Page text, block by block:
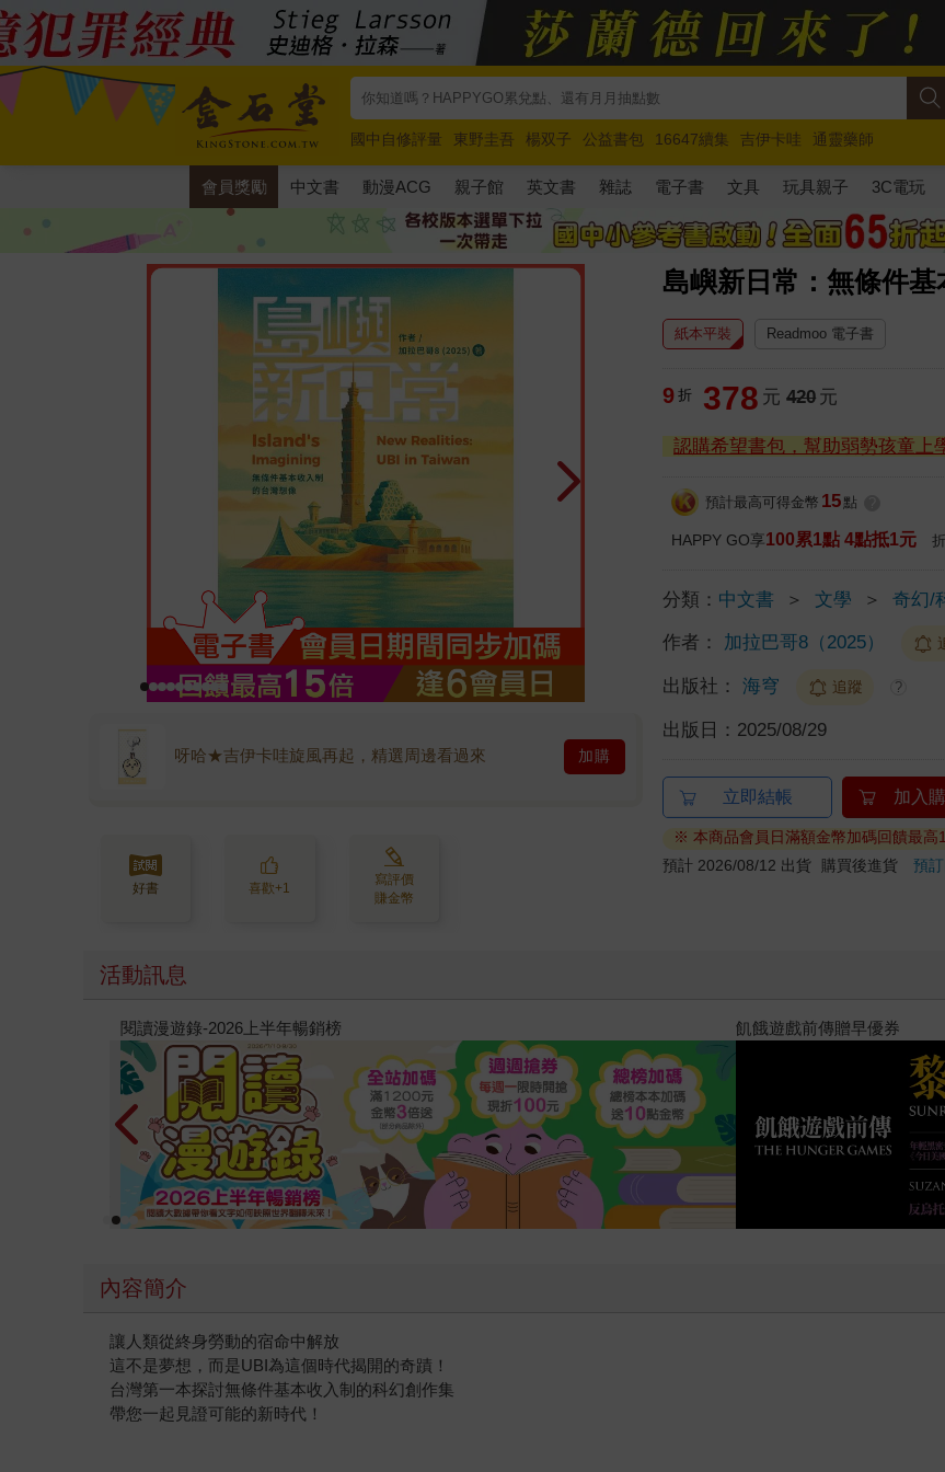
國中自修評量 東野圭吾 楊双子 公益書包 16647續集 吉伊卡哇
通靈藥師
唯紅花綻放
奧德賽 路邊攤新作 馬斯克 玩具總動員5 超慢跑
會員獎勵 中文書 動漫ACG 親子館 英文書 雜誌 電子書 文具 玩具親子 3C電玩
島嶼新日常：無條件
呀哈★吉伊卡哇旋風再起，精選周邊看過來 加購
好書 喜歡+1
寫評價
賺金幣
紙本平裝 Readmoo 電子書
9 折 378 元 420 元
認購希望書包，幫助弱勢孩童上
預計最高可得金幣 15 點
HAPPY GO享100累1點 4點抵1元
分類： 中文書 ＞ 文學 ＞ 奇幻/
作者： 加拉巴哥8（2025）
出版社： 海穹 追蹤 ?
出版日： 2025/08/29
立即結帳 加入
※ 本商品會員日滿額金幣加碼回饋最高
預計 2026/08/12 出貨
購買後進貨預
活動訊息
教場電影版 十字殺手【艾迪．弗林系列
內容簡介
讓人類從終身勞動的宿命中解放
這不是夢想，而是UBI為這個時代揭開的奇蹟！
台灣第一本探討無條件基本收入制的科幻創作集
帶您一起見證可能的新時代！